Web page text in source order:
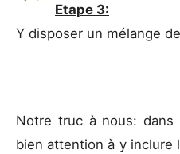
Etape 3:
Y disposer un mélange
Notre truc à nous:
bien attention à y inclure